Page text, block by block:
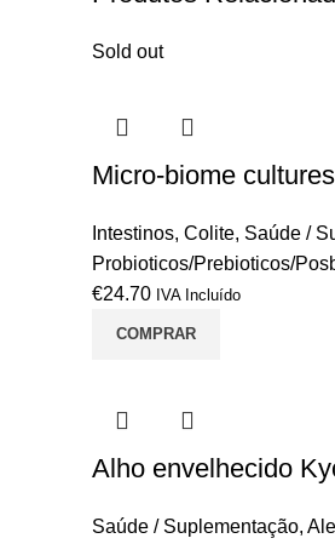
Sold out
Micro-biome
Intestinos, Colite, Saúde /
Probioticos/Prebioticos/
€24.70 IVA Incluído
COMPRAR
Alho envelhecido
Saúde / Suplementação,